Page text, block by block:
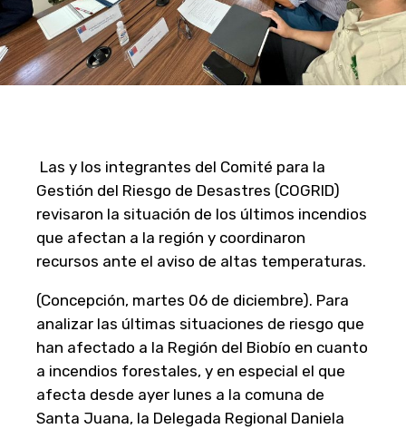
Las y los integrantes del Comité para la
Gestión del Riesgo de Desastres (COGRID)
revisaron la situación de los últimos incendios
que afectan a la región y coordinaron
recursos ante el aviso de altas temperaturas.
(Concepción, martes 06 de diciembre). Para
analizar las últimas situaciones de riesgo que
han afectado a la Región del Biobío en cuanto
a incendios forestales, y en especial el que
afecta desde ayer lunes a la comuna de
Santa Juana, la Delegada Regional Daniela